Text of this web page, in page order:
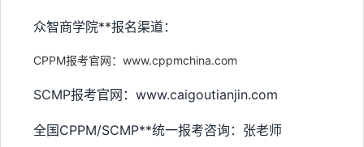
众智商学院**报名渠道：
CPPM报考官网：www.cppmchina.com
SCMP报考官网：www.caigoutianjin.com
全国CPPM/SCMP**统一报考咨询：张老师